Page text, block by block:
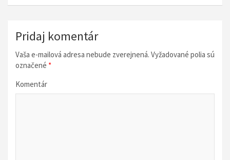
Pridaj komentár
Vaša e-mailová adresa nebude zverejnená. Vyžadované polia sú
označené *
Komentár